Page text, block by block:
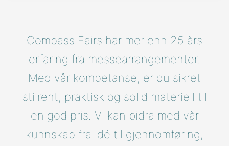
Compass Fairs har mer enn 25 års
erfaring fra messearrangementer.
Med vår kompetanse, er du sikret
stilrent, praktisk og solid materiell til
en god pris. Vi kan bidra med vår
kunnskap fra idé til gjennomføring,